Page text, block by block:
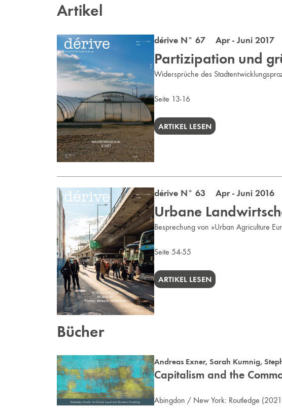
Artikel
dérive N° 67 Apr - Juni 2017
Partizipation und
Widersprüche des
Seite 13-16
ARTIKEL LESEN
dérive N° 63 Apr - Juni 2016
Urbane
Besprechung von »Urban Agriculture
Seite 54-55
ARTIKEL LESEN
Bücher
Andreas Exner, Sarah Kumnig,
Capitalism and the
Abingdon / New York: Routledge